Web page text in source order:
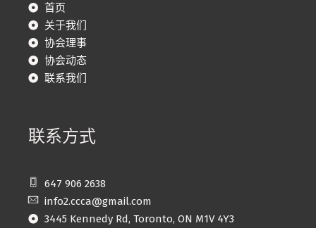
首页
关于我们
协会理事
协会动态
联系我们
联系方式
647 906 2638
info2.ccca@gmail.com
3445 Kennedy Rd, Toronto, ON M1V 4Y3